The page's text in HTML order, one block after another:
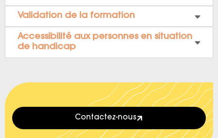
Validation de la formation
Accessibilité aux personnes en situation
de handicap
Contactez-nous